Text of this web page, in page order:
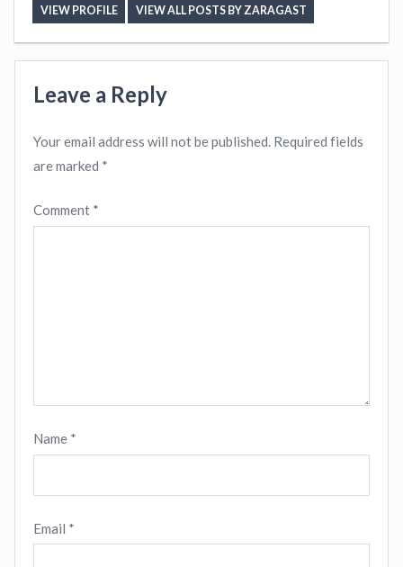
VIEW PROFILE VIEW ALL POSTS BY ZARAGAST
Leave a Reply
Your email address will not be published. Required fields
are marked *
Comment *
Name *
Email *